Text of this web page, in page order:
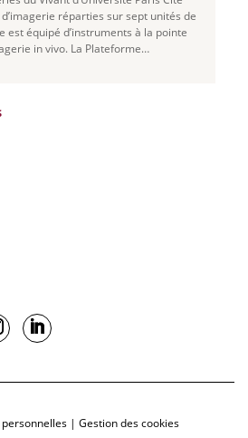
réparties sur sept unités de
est équipé d’instruments à la pointe
in vivo. La Plateforme
| Gestion des cookies